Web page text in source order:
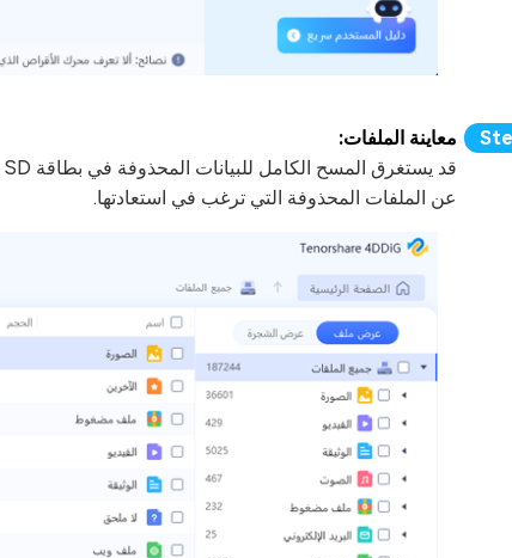
معاينة الملفات:
عن الملفات المحذوفة التي ترغب في استعادتها.